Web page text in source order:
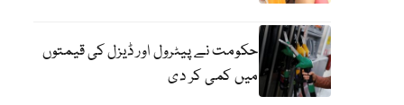
حکومت نے پیٹرول اور ڈیزل کی قیمتوں
میں کمی کر دی